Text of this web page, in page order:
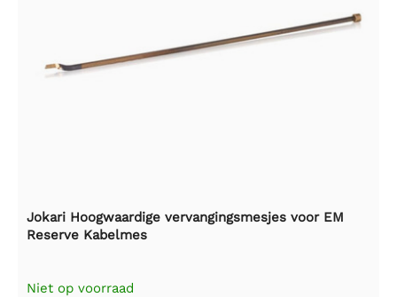
Jokari Hoogwaardige vervangingsmesjes voor EM
Reserve Kabelmes
Niet op voorraad